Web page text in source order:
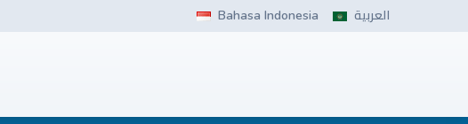
Bahasa Indonesia العربية